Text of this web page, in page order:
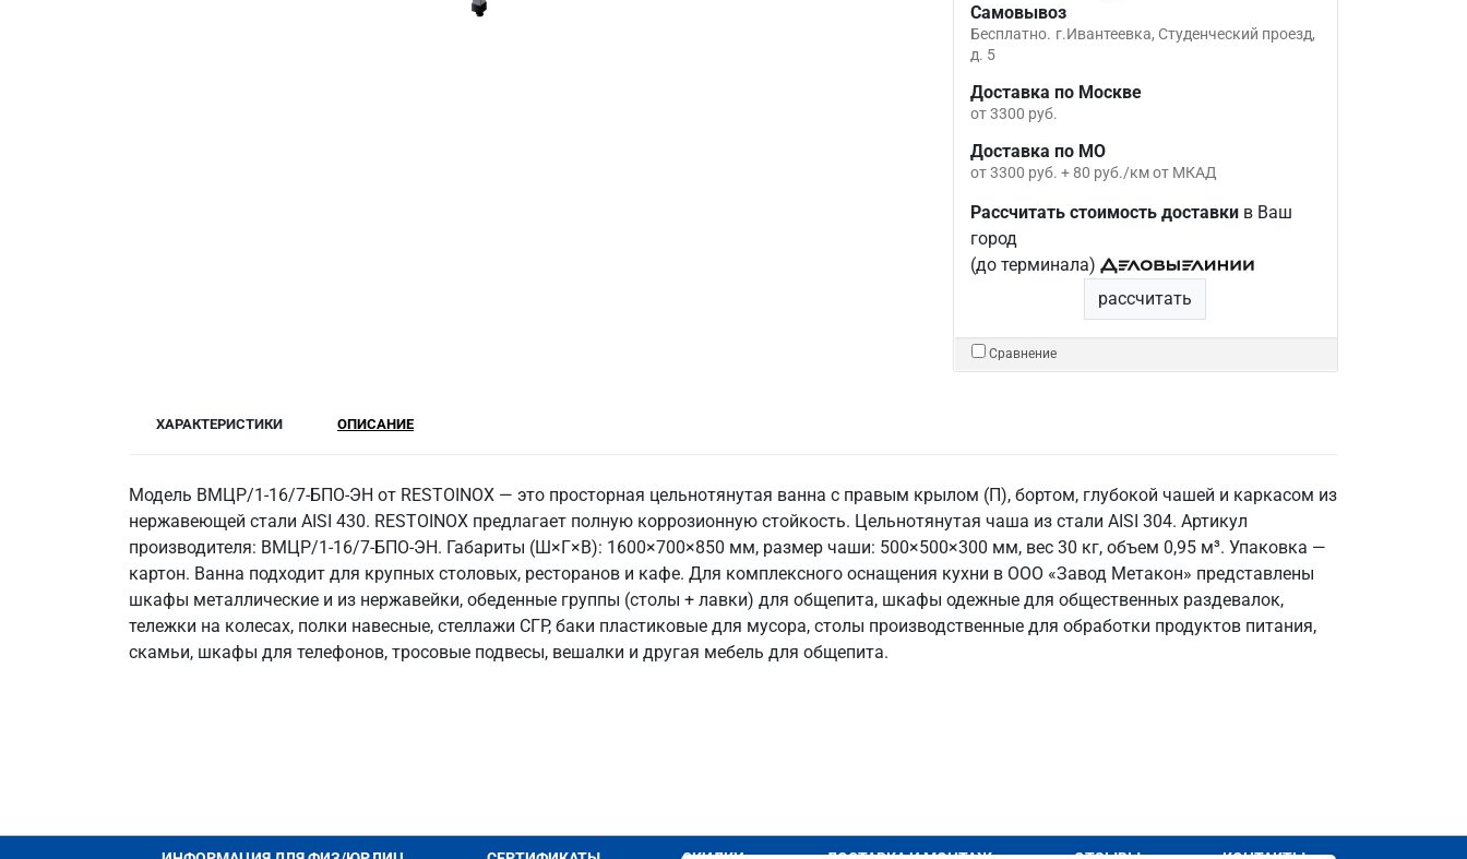
Самовывоз
Бесплатно. г.Ивантеевка, Студенческий проезд,
д. 5
Доставка по Москве
от 3300 руб.
Доставка по МО
от 3300 руб. + 80 руб./км от МКАД
Рассчитать стоимость доставкив Ваш
город
(до терминала)
рассчитать
Сравнение
ХАРАКТЕРИСТИКИ ОПИСАНИЕ
Модель ВМЦР/1-16/7-БПО-ЭН от RESTOINOX — это просторная цельнотянутая ванна с правым крылом (П), бортом, глубокой чашей и каркасом из
нержавеющей стали AISI 430. RESTOINOX предлагает полную коррозионную стойкость. Цельнотянутая чаша из стали AISI 304. Артикул
производителя: ВМЦР/1-16/7-БПО-ЭН. Габариты (Ш×Г×В): 1600×700×850 мм, размер чаши: 500×500×300 мм, вес 30 кг, объем 0,95 м³. Упаковка —
картон. Ванна подходит для крупных столовых, ресторанов и кафе. Для комплексного оснащения кухни в ООО «Завод Метакон» представлены
шкафы металлические и из нержавейки, обеденные группы (столы + лавки) для общепита, шкафы одежные для общественных раздевалок,
тележки на колесах, полки навесные, стеллажи СГР, баки пластиковые для мусора, столы производственные для обработки продуктов питания,
скамьи, шкафы для телефонов, тросовые подвесы, вешалки и другая мебель для общепита.